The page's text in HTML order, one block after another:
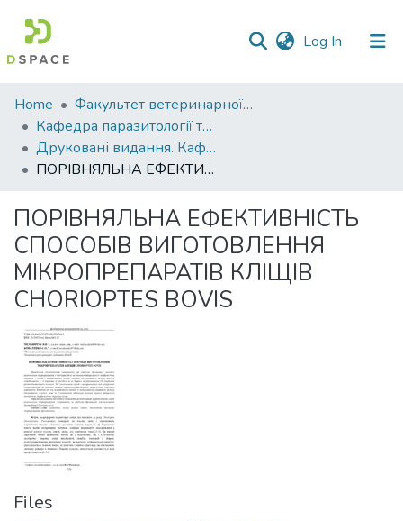
Log In (current)
Communities
&
Collections
All of DSpace
Statistics
Home
Факультет ветеринарної медицини
Кафедра паразитології та ветеринарно-санітарної експертизи
Друковані видання. Кафедра паразитології та ветеринарно-санітарної експертизи
ПОРІВНЯЛЬНА ЕФЕКТИВНІСТЬ СПОСОБІВ ВИГОТОВЛЕННЯ МІКРОПРЕПАРАТІВ КЛІЩІВ CHORIOPTES BOVIS
ПОРІВНЯЛЬНА ЕФЕКТИВНІСТЬ
СПОСОБІВ ВИГОТОВЛЕННЯ
МІКРОПРЕПАРАТІВ КЛІЩІВ
CHORIOPTES BOVIS
Files